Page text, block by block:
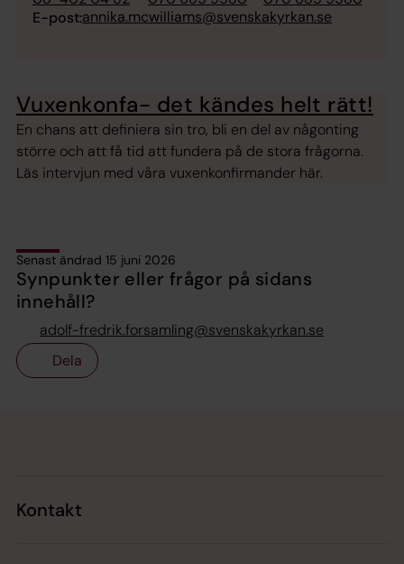
E-post:annika.mcwilliams@svenskakyrkan.se
Vuxenkonfa- det kändes helt rätt!
En chans att definiera sin tro, bli en del av någonting
större och att få tid att fundera på de stora frågorna.
Läs intervjun med våra vuxenkonfirmander här.
Senast ändrad 15 juni 2026
Synpunkter eller frågor på sidans
innehåll?
adolf-fredrik.forsamling@svenskakyrkan.se
Dela
Kontakt